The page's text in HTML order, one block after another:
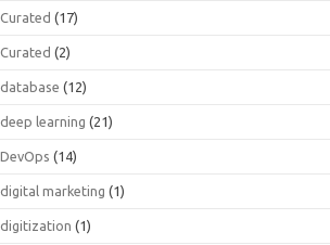
Curated (17)
Curated (2)
database (12)
deep learning (21)
DevOps (14)
digital marketing (1)
digitization (1)